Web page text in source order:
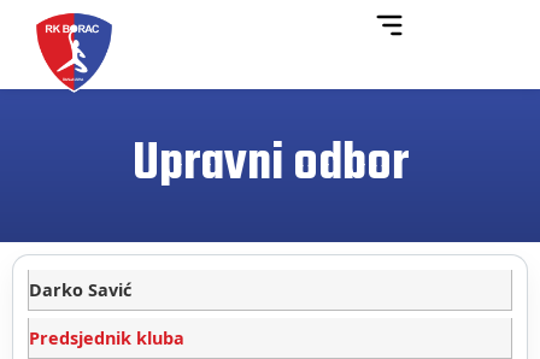
Upravni odbor
Darko Savić
Predsjednik kluba